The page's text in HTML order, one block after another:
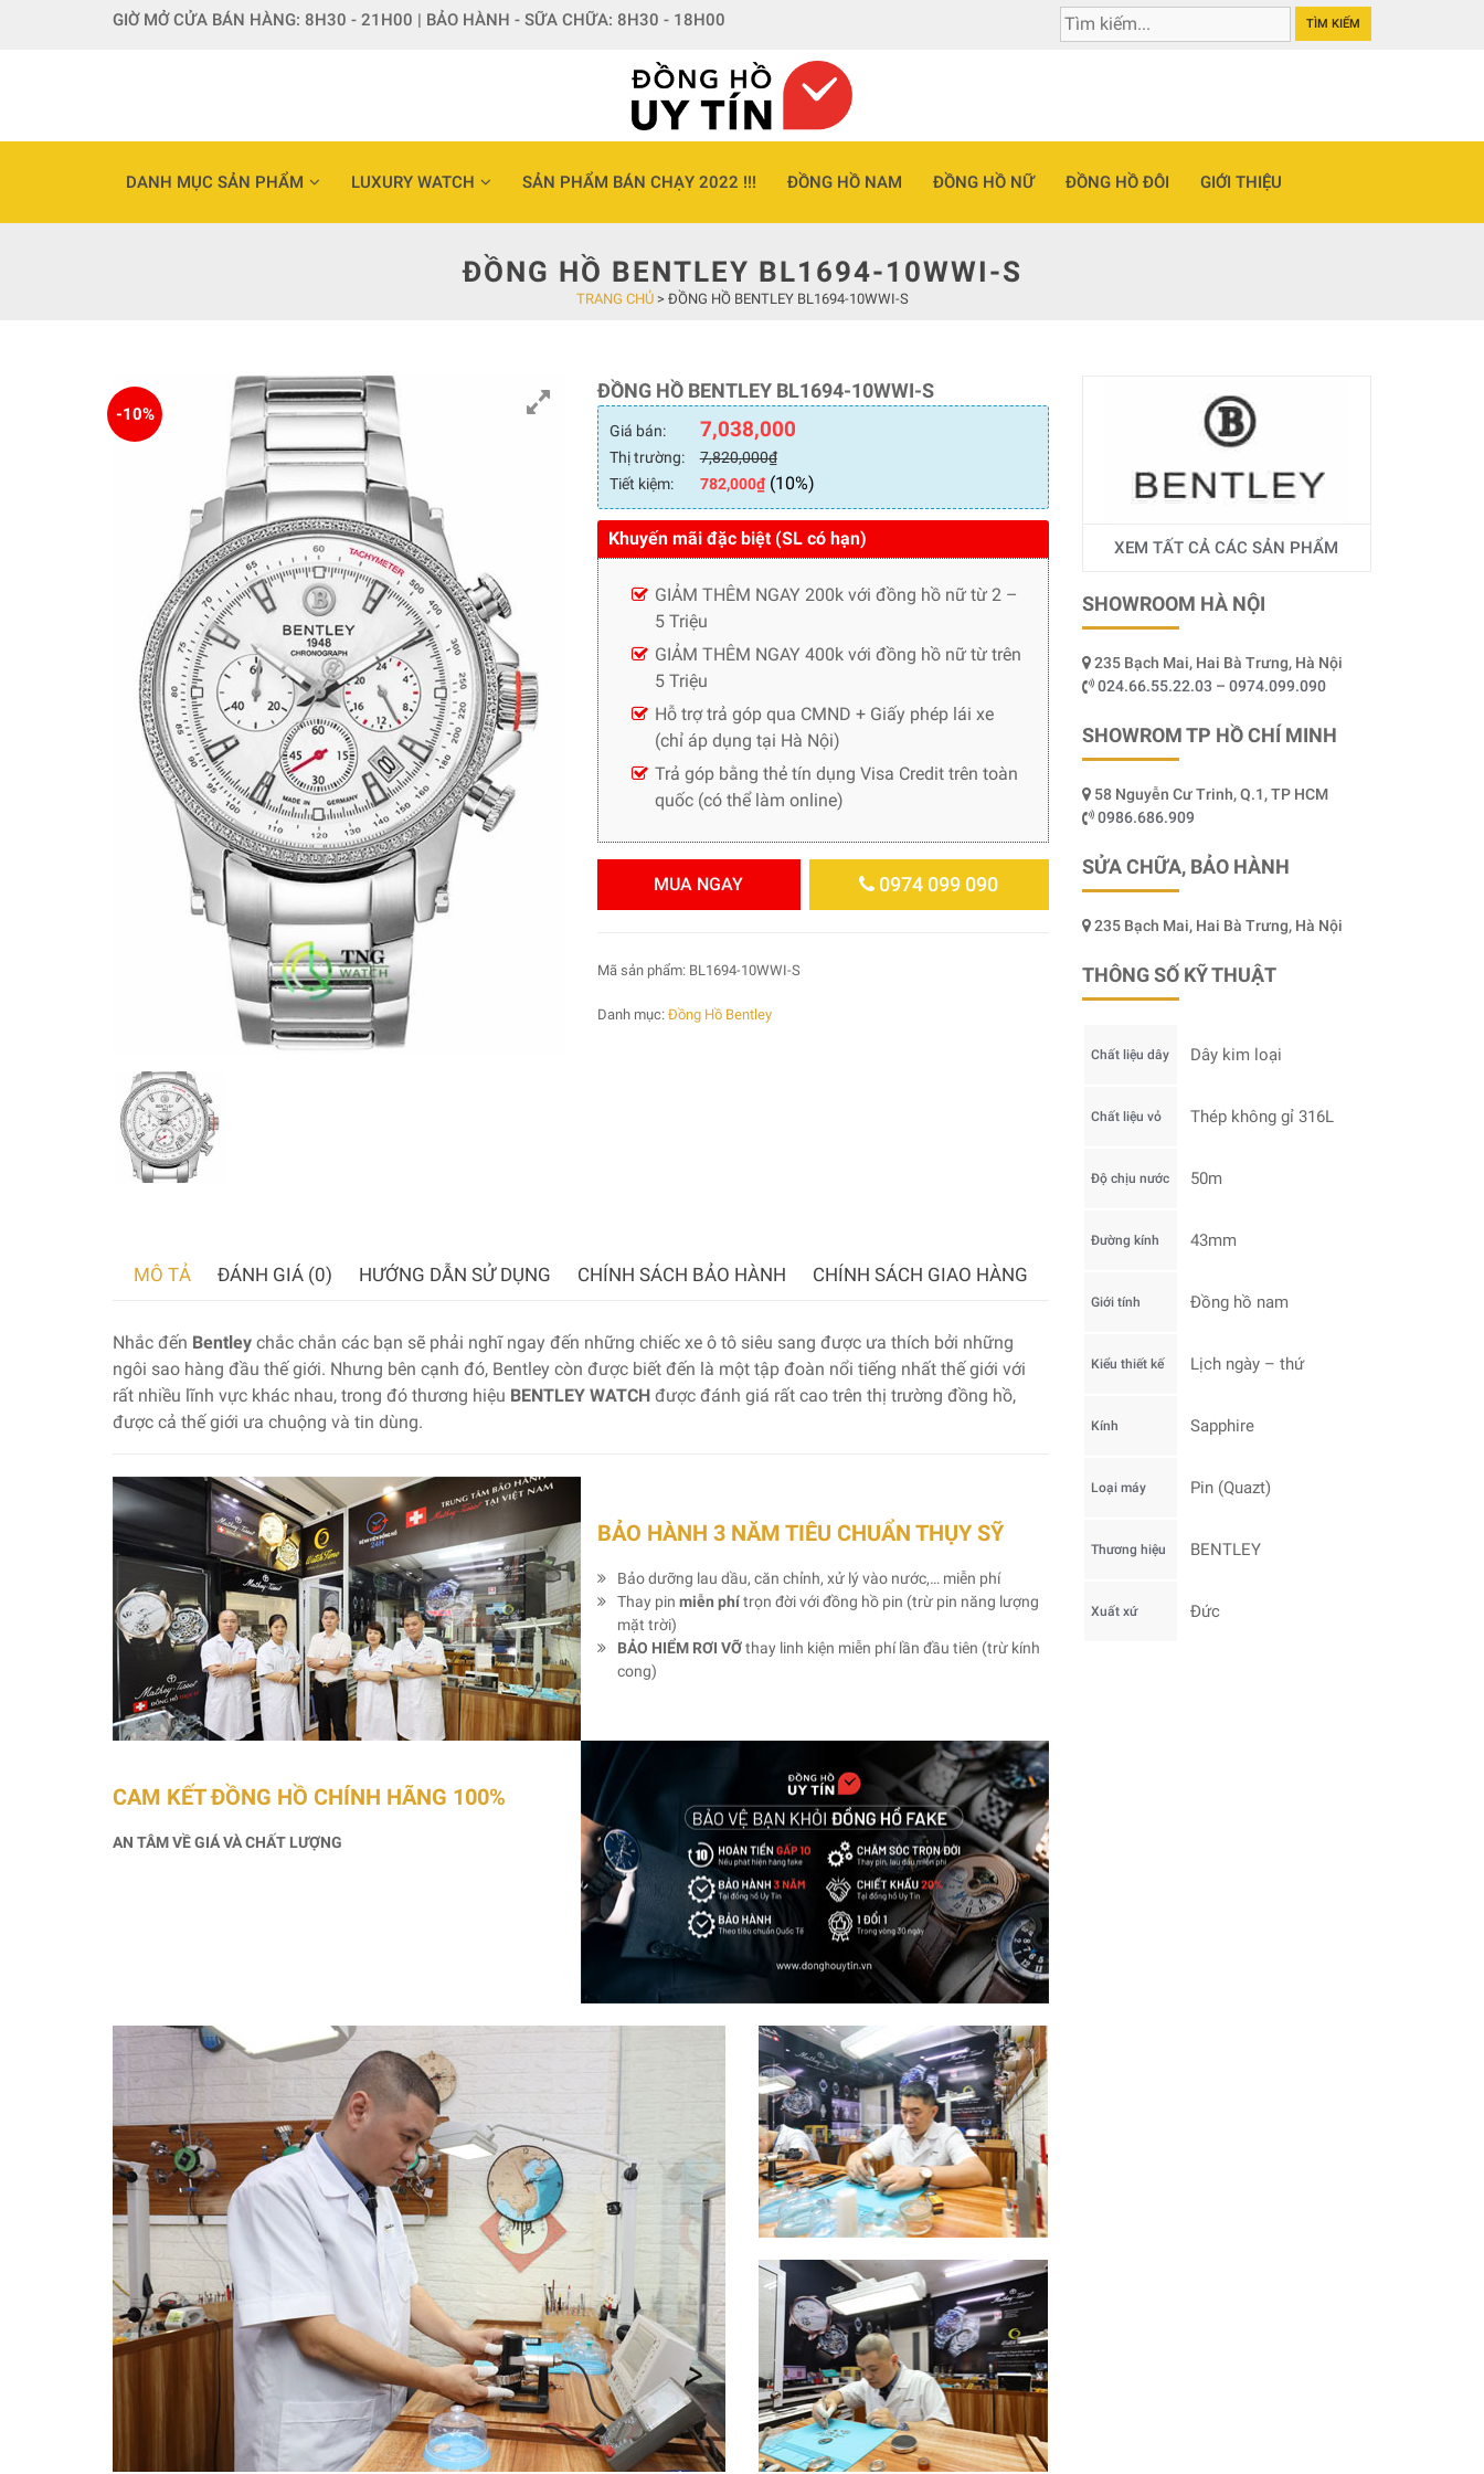
GIỜ MỞ CỬA BÁN HÀNG: 8H30 - 21H00 | BẢO HÀNH - SỮA CHỮA: 8H30 - 18H00 TÌM KIẾM
DANH MỤC SẢN PHẨM LUXURY WATCH SẢN PHẨM BÁN CHẠY 2022 !!! ĐỒNG HỒ NAM ĐỒNG HỒ NỮ ĐỒNG HỒ ĐÔI GIỚI THIỆU
ĐỒNG HỒ BENTLEY BL1694-10WWI-S
TRANG CHỦ> ĐỒNG HỒ BENTLEY BL1694-10WWI-S
-10%
ĐỒNG HỒ BENTLEY BL1694-10WWI-S
Giá bán: 7,038,000
Thị trường: 7,820,000₫
Tiết kiệm:
782,000₫(10%)
Khuyến mãi đặc biệt (SL có hạn)
GIẢM THÊM NGAY 200k với đồng hồ nữ từ 2 –
5 Triệu
GIẢM THÊM NGAY 400k với đồng hồ nữ từ trên
5 Triệu
Hỗ trợ trả góp qua CMND + Giấy phép lái xe
(chỉ áp dụng tại Hà Nội)
Trả góp bằng thẻ tín dụng Visa Credit trên toàn
quốc (có thể làm online)
MUA NGAY 0974 099 090
Mã sản phẩm: BL1694-10WWI-S
Danh mục: Đồng Hồ Bentley
MÔ TẢ ĐÁNH GIÁ (0) HƯỚNG DẪN SỬ DỤNG CHÍNH SÁCH BẢO HÀNH CHÍNH SÁCH GIAO HÀNG
Nhắc đến Bentley chắc chắn các bạn sẽ phải nghĩ ngay đến những chiếc xe ô tô siêu sang được ưa thích bởi những
ngôi sao hàng đầu thế giới. Nhưng bên cạnh đó, Bentley còn được biết đến là một tập đoàn nổi tiếng nhất thế giới với
rất nhiều lĩnh vực khác nhau, trong đó thương hiệu BENTLEY WATCH được đánh giá rất cao trên thị trường đồng hồ,
được cả thế giới ưa chuộng và tin dùng.
BẢO HÀNH 3 NĂM TIÊU CHUẨN THỤY SỸ
Bảo dưỡng lau dầu, căn chỉnh, xử lý vào nước,… miễn phí
Thay pin miễn phítrọn đời với đồng hồ pin (trừ pin năng lượng
mặt trời)
BẢO HIỂM RƠI VỠthay linh kiện miễn phí lần đầu tiên (trừ kính
cong)
CAM KẾT ĐỒNG HỒ CHÍNH HÃNG 100%
AN TÂM VỀ GIÁ VÀ CHẤT LƯỢNG
XEM TẤT CẢ CÁC SẢN PHẨM
SHOWROOM HÀ NỘI
235 Bạch Mai, Hai Bà Trưng, Hà Nội
024.66.55.22.03 – 0974.099.090
SHOWROM TP HỒ CHÍ MINH
58 Nguyễn Cư Trinh, Q.1, TP HCM
0986.686.909
SỬA CHỮA, BẢO HÀNH
235 Bạch Mai, Hai Bà Trưng, Hà Nội
THÔNG SỐ KỸ THUẬT
Chất liệu dây Dây kim loại
Chất liệu vỏ Thép không gỉ 316L
Độ chịu nước 50m
Đường kính 43mm
Giới tính Đồng hồ nam
Kiểu thiết kế Lịch ngày – thứ
Kính Sapphire
Loại máy Pin (Quazt)
Thương hiệu BENTLEY
Xuất xứ Đức